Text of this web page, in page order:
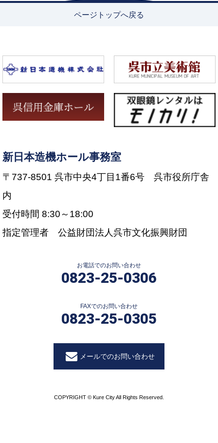
ページトップへ戻る
新日本造機ホール事務室
〒737-8501 呉市中央4丁目1番6号 呉市役所庁舎
内
受付時間 8:30～18:00
指定管理者 公益財団法人呉市文化振興財団
お電話でのお問い合わせ
0823-25-0306
FAXでのお問い合わせ
0823-25-0305
メールでのお問い合わせ
COPYRIGHT © Kure City All Rights Reserved.